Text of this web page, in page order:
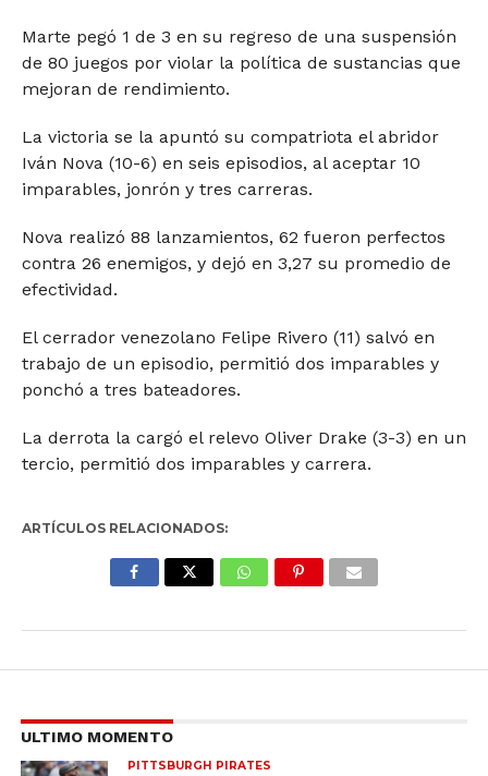
Marte pegó 1 de 3 en su regreso de una suspensión
de 80 juegos por violar la política de sustancias que
mejoran de rendimiento.
La victoria se la apuntó su compatriota el abridor
Iván Nova (10-6) en seis episodios, al aceptar 10
imparables, jonrón y tres carreras.
Nova realizó 88 lanzamientos, 62 fueron perfectos
contra 26 enemigos, y dejó en 3,27 su promedio de
efectividad.
El cerrador venezolano Felipe Rivero (11) salvó en
trabajo de un episodio, permitió dos imparables y
ponchó a tres bateadores.
La derrota la cargó el relevo Oliver Drake (3-3) en un
tercio, permitió dos imparables y carrera.
ARTÍCULOS RELACIONADOS:
ULTIMO MOMENTO
PITTSBURGH PIRATES